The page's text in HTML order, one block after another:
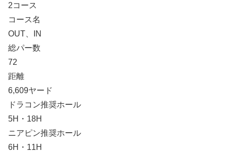
2コース
コース名
OUT、IN
総パー数
72
距離
6,609ヤード
ドラコン推奨ホール
5H・18H
ニアピン推奨ホール
6H・11H